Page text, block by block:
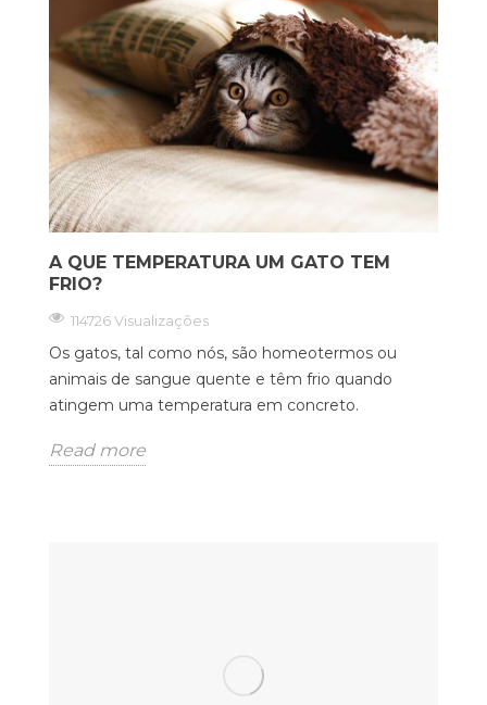
A QUE TEMPERATURA UM GATO TEM
FRIO?
114726 Visualizações
Os gatos, tal como nós, são homeotermos ou
animais de sangue quente e têm frio quando
atingem uma temperatura em concreto.
Read more